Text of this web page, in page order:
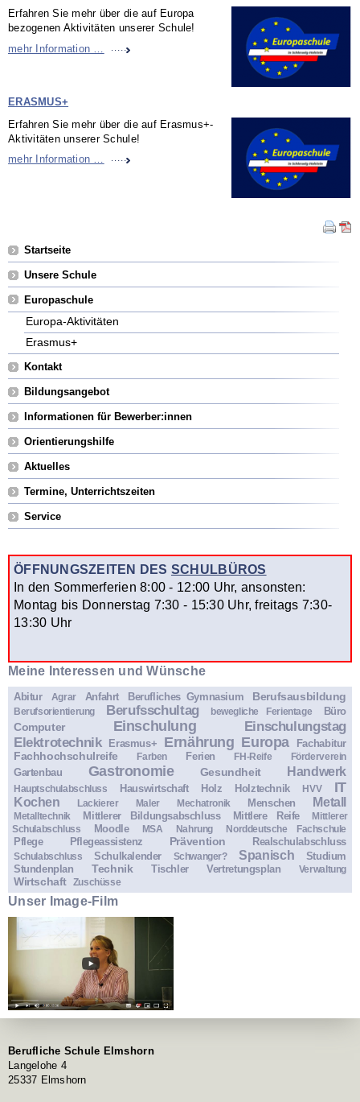
Erfahren Sie mehr über die auf Europa
bezogenen Aktivitäten unserer Schule!
mehr Information … Europa-Aktivitäten
ERASMUS+
Erfahren Sie mehr über die auf Erasmus+-
Aktivitäten unserer Schule!
mehr Information … Erasmus+
Navigation
Startseite
Unsere Schule
Europaschule
Europa-Aktivitäten
Erasmus+
Kontakt
Bildungsangebot
Informationen für Bewerber:innen
Orientierungshilfe
Aktuelles
Termine, Unterrichtszeiten
Service
ÖFFNUNGSZEITEN DES SCHULBÜROS
In den Sommerferien 8:00 - 12:00 Uhr, ansonsten:
Montag bis Donnerstag 7:30 - 15:30 Uhr, freitags 7:30-
13:30 Uhr
Meine Interessen und Wünsche
Abitur Agrar Anfahrt Berufliches Gymnasium Berufsausbildung
Berufsorientierung Berufsschultag bewegliche Ferientage Büro
Computer Einschulung
Einschulungstag
Elektrotechnik
Erasmus+ Ernährung Europa Fachabitur
Fachhochschulreife Farben Ferien FH-Reife Förderverein
Gartenbau Gastronomie Gesundheit Handwerk
Hauptschulabschluss Hauswirtschaft Holz Holztechnik HVV IT
Kochen Lackierer Maler Mechatronik Menschen Metall
Metalltechnik Mittlerer Bildungsabschluss Mittlere Reife
Mittlerer
Schulabschluss
Moodle MSA Nahrung Norddeutsche Fachschule
Pflege Pflegeassistenz Prävention Realschulabschluss
Schulabschluss Schulkalender Schwanger? Spanisch
Studium
Stundenplan
Technik Tischler Vertretungsplan Verwaltung
Wirtschaft Zuschüsse
Unser Image-Film
Berufliche Schule Elmshorn
Langelohe 4
25337 Elmshorn